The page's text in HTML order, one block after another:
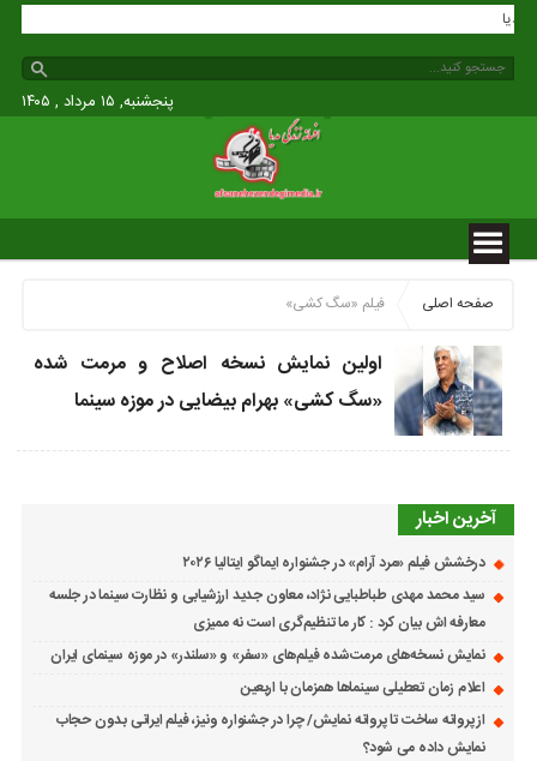
مدیا
پنجشنبه, ۱۵ مرداد , ۱۴۰۵
صفحه اصلی فیلم «سگ کشی»
اولین نمایش نسخه اصلاح و مرمت شده
«سگ کشی» بهرام بیضایی در موزه سینما
آخرین اخبار
درخشش فیلم «مرد آرام» در جشنواره ایماگو ایتالیا ۲۰۲۶
سید محمد مهدی طباطبایی نژاد، معاون جدید ارزشیابی و نظارت سینما در جلسه
معارفه اش بیان کرد : کار ما تنظیم‌گری است نه ممیزی
نمایش نسخه‌های مرمت‌شده فیلم‌های «سفر» و «سلندر» در موزه سینمای ایران
اعلام زمان تعطیلی سینماها همزمان با اربعین
از پروانه ساخت تا پروانه نمایش/ چرا در جشنواره ونیز، فیلم ایرانی بدون حجاب
نمایش داده می شود؟